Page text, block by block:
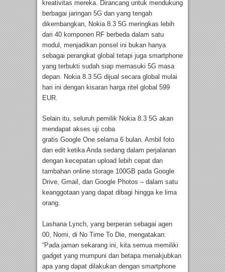
kreativitas mereka. Dirancang untuk mendukung
berbagai jaringan 5G dan yang tengah
dikembangkan, Nokia 8.3 5G meringkas lebih
dari 40 komponen RF berbeda dalam satu
modul, menjadikan ponsel ini bukan hanya
sebagai perangkat global tetapi juga smartphone
yang terbukti sudah siap memasuki 5G masa
depan. Nokia 8.3 5G dijual secara global mulai
hari ini dengan kisaran harga ritel global 599
EUR.
Selain itu, seluruh pemilik Nokia 8.3 5G akan
mendapat akses uji coba
gratis Google One selama 6 bulan. Ambil foto
dan edit ketika Anda sedang dalam perjalanan
dengan kecepatan upload lebih cepat dan
tambahan online storage 100GB pada Google
Drive, Gmail, dan Google Photos – dalam satu
keanggotaan yang dapat dibagi hingga ke lima
orang.
Lashana Lynch, yang berperan sebagai agen
00, Nomi, di No Time To Die, mengatakan:
“Pada jaman sekarang ini, kita semua memiliki
gadget yang mumpuni dan betapa menakjubkan
apa yang dapat dilakukan dengan smartphone